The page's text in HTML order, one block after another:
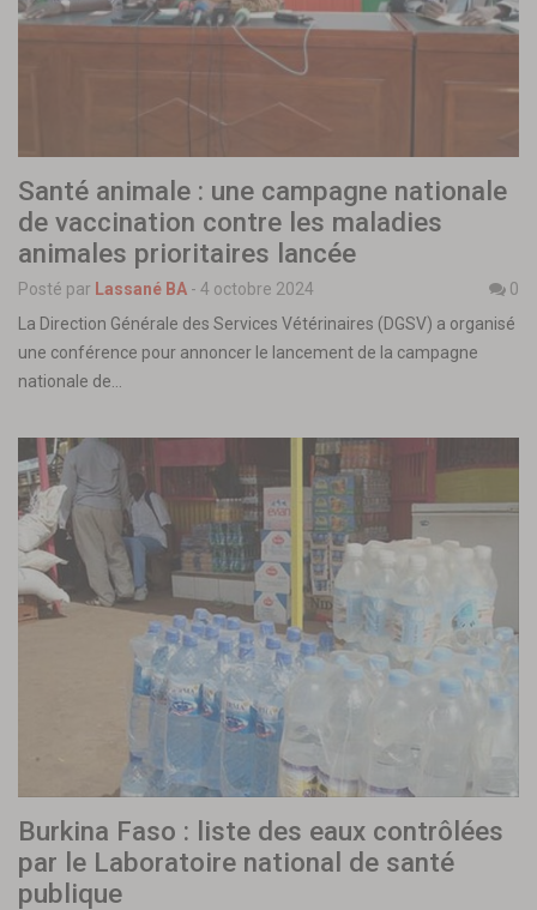
Santé animale : une campagne nationale
de vaccination contre les maladies
animales prioritaires lancée
Posté par Lassané BA - 4 octobre 2024
0
La Direction Générale des Services Vétérinaires (DGSV) a organisé
une conférence pour annoncer le lancement de la campagne
nationale de…
Burkina Faso : liste des eaux contrôlées
par le Laboratoire national de santé
publique